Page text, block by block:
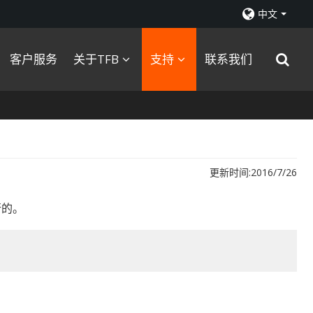
中文
客户服务 关于TFB 支持 联系我们
更新时间:2016/7/26
。